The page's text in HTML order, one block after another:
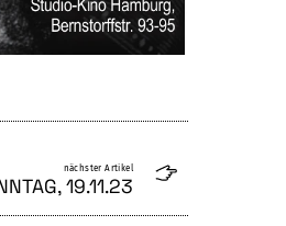
nächster Artikel
19.11.23